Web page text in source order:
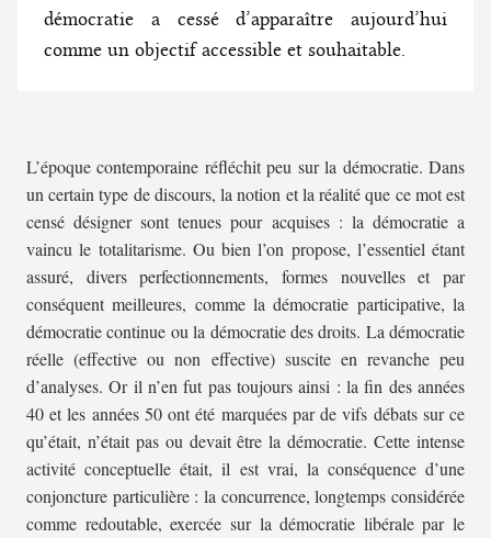
démocratie a cessé d’apparaître aujourd’hui
comme un objectif accessible et souhaitable.
L’époque contemporaine réfléchit peu sur la démocratie. Dans
un certain type de discours, la notion et la réalité que ce mot est
censé désigner sont tenues pour acquises : la démocratie a
vaincu le totalitarisme. Ou bien l’on propose, l’essentiel étant
assuré, divers perfectionnements, formes nouvelles et par
conséquent meilleures, comme la démocratie participative, la
démocratie continue ou la démocratie des droits. La démocratie
réelle (effective ou non effective) suscite en revanche peu
d’analyses. Or il n’en fut pas toujours ainsi : la fin des années
40 et les années 50 ont été marquées par de vifs débats sur ce
qu’était, n’était pas ou devait être la démocratie. Cette intense
activité conceptuelle était, il est vrai, la conséquence d’une
conjoncture particulière : la concurrence, longtemps considérée
comme redoutable, exercée sur la démocratie libérale par le